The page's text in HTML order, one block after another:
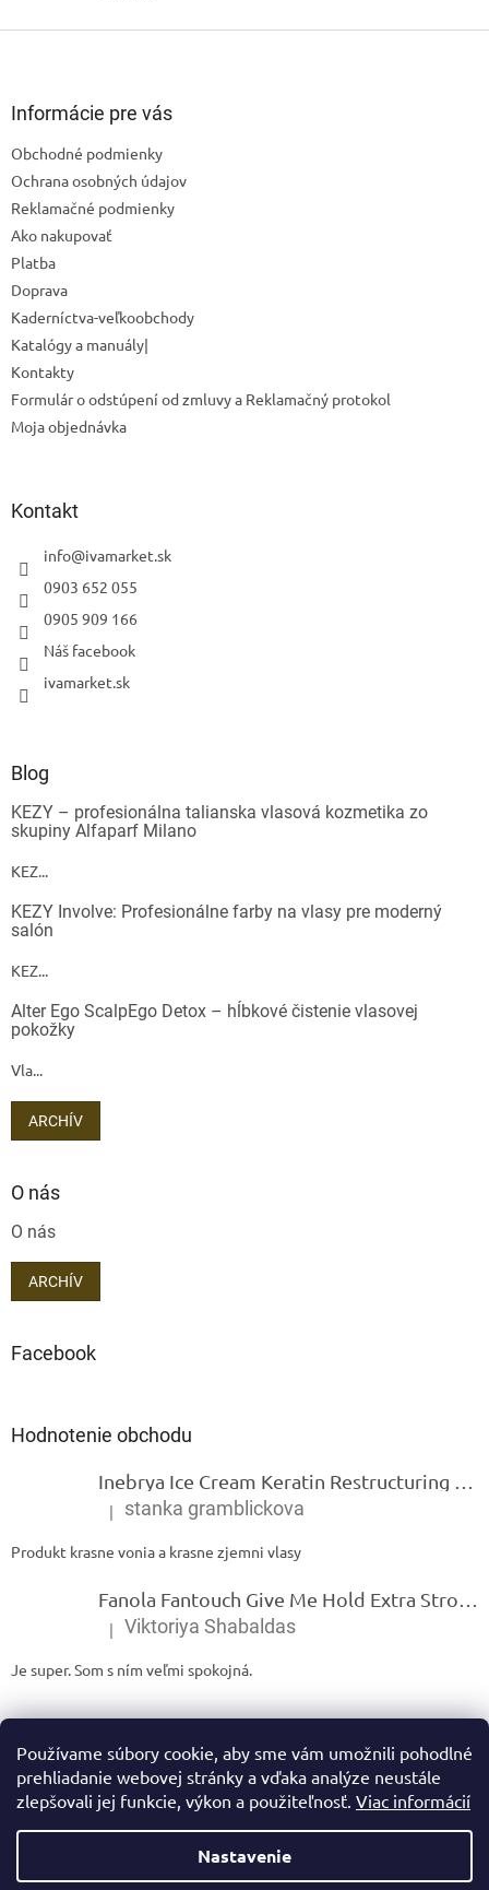
Používame súbory cookie, aby sme vám umožnili pohodlné
prehliadanie webovej stránky a vďaka analýze neustále
zlepšovali jej funkcie, výkon a použiteľnosť. Viac informácií
Nastavenie
Informácie pre vás
Obchodné podmienky
Ochrana osobných údajov
Reklamačné podmienky
Ako nakupovať
Platba
Doprava
Kaderníctva-veľkoobchody
Katalógy a manuály|
Kontakty
Formulár o odstúpení od zmluvy a Reklamačný protokol
Moja objednávka
Kontakt
info@ivamarket.sk
0903 652 055
0905 909 166
Náš facebook
ivamarket.sk
Blog
KEZY – profesionálna talianska vlasová kozmetika zo
skupiny Alfaparf Milano
KEZ...
KEZY Involve: Profesionálne farby na vlasy pre moderný
salón
KEZ...
Alter Ego ScalpEgo Detox – hĺbkové čistenie vlasovej
pokožky
Vla...
ARCHÍV
O nás
O nás
ARCHÍV
Facebook
Hodnotenie obchodu
Hodnotenie produktu je 5 z 5 hviezdičiek.
| stanka gramblickova
Produkt krasne vonia a krasne zjemni vlasy
Hodnotenie produktu je 5 z 5 hviezdičiek.
| Viktoriya Shabaldas
Je super. Som s ním veľmi spokojná.